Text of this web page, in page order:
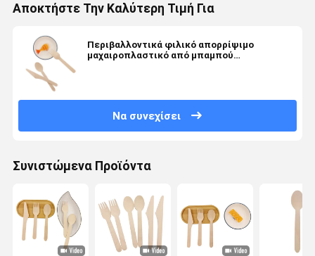
Αποκτήστε Την Καλύτερη Τιμή Για
Περιβαλλοντικά φιλικό απορρίψιμο
μαχαιροπλαστικό από μπαμπού
Να συνεχίσει
Συνιστώμενα Προϊόντα